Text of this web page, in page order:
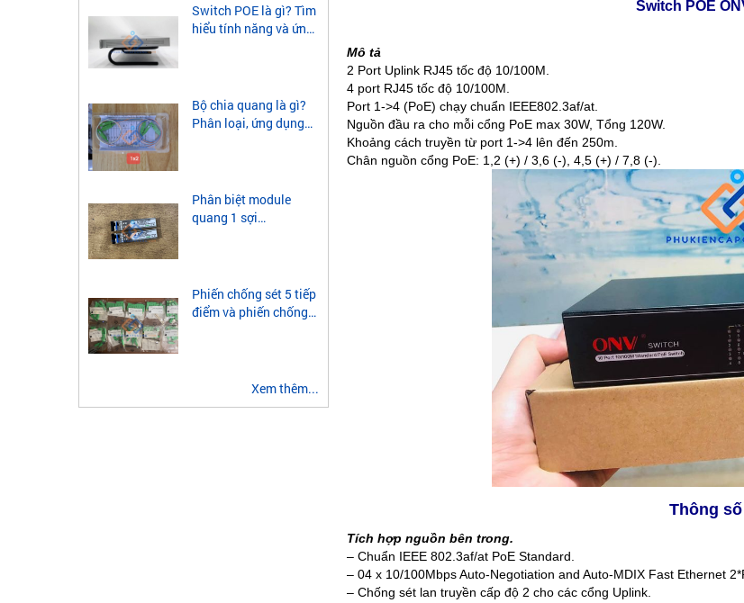
Switch POE là gì? Tìm
hiểu tính năng và ứng
Bộ chia quang là gì?
Phân loại, ứng dụng
Phân biệt module
quang 1 sợi
Phiến chống sét 5 tiếp
điểm và phiến chống
Xem thêm...
Switch POE
Mô tả
2 Port Uplink RJ45 tốc độ 10/100M.
4 port RJ45 tốc độ 10/100M.
Port 1->4 (PoE) chạy chuẩn IEEE802.3af/at.
Nguồn đầu ra cho mỗi cổng PoE max 30W, Tổng 120W.
Khoảng cách truyền từ port 1->4 lên đến 250m.
Chân nguồn cổng PoE: 1,2 (+) / 3,6 (-), 4,5 (+) / 7,8 (-).
Thông
Tích hợp nguồn bên trong.
– Chuẩn IEEE 802.3af/at PoE Standard.
– 04 x 10/100Mbps Auto-Negotiation and Auto-MDIX Fast Ethernet
– Chống sét lan truyền cấp độ 2 cho các cổng Uplink.